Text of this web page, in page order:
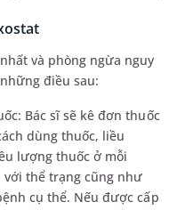
và phòng ngừa nguy
điều sau:
Bác sĩ sẽ kê đơn thuốc
dùng thuốc, liều
lượng thuốc ở mỗi
thể trạng cũng như
cụ thể. Nếu được cấp